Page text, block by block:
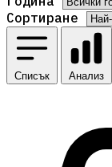
Сортиране
Списък Анализ